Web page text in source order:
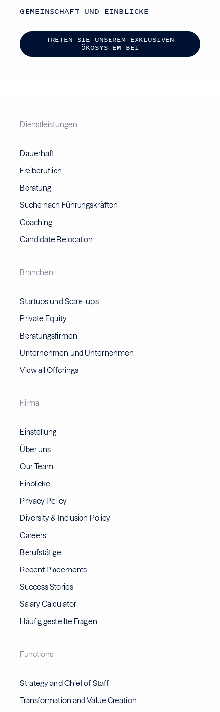
GEMEINSCHAFT UND EINBLICKE
TRETEN SIE UNSEREM EXKLUSIVEN
ÖKOSYSTEM BEI
Dienstleistungen
Dauerhaft
Freiberuflich
Beratung
Suche nach Führungskräften
Coaching
Candidate Relocation
Branchen
Startups und Scale-ups
Private Equity
Beratungsfirmen
Unternehmen und Unternehmen
View all Offerings
Firma
Einstellung
Über uns
Our Team
Einblicke
Privacy Policy
Diversity & Inclusion Policy
Careers
Berufstätige
Recent Placements
Success Stories
Salary Calculator
Häufig gestellte Fragen
Functions
Strategy and Chief of Staff
Transformation and Value Creation